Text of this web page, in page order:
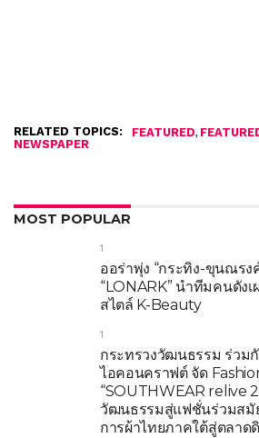
RELATED TOPICS: FEATURED,
NEWSPAPER
MOST POPULAR
1
ออร่าพุ่ง “กระทิง-ขุนณรง
“LONARK” นำทีมคนดังเ
สไตล์ K-Beauty
1
กระทรวงวัฒนธรรม ร่วม
ไอคอนคราฟต์ จัด
“SOUTHWEAR relive
วัฒนธรรมสู่แฟชั่นร่วมสมั
การผ้าไทยภาคใต้สู่ตลาด